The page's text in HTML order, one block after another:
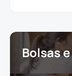
Bolsas